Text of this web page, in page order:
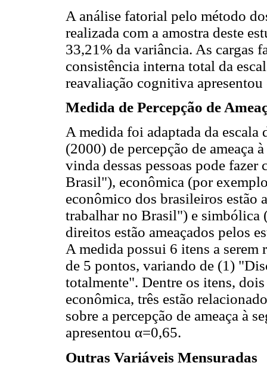
A análise fatorial pelo método
realizada com a amostra deste
33,21% da variância. As cargas
consistência interna total da
reavaliação cognitiva
Medida de Percepção de
A medida foi adaptada da escala
(2000) de percepção de ameaça
vinda dessas pessoas pode
Brasil"), econômica (por
econômico dos brasileiros estão
trabalhar no Brasil") e simbólica
direitos estão ameaçados pelos
A medida possui 6 itens a
de 5 pontos, variando de (1)
totalmente". Dentre os itens, dois
econômica, três estão
sobre a percepção de ameaça à
apresentou α=0,65.
Outras Variáveis Mensuradas